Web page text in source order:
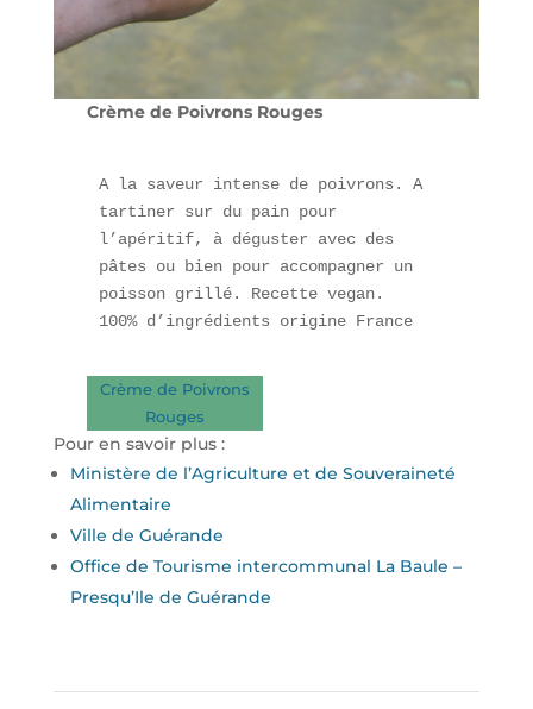
Crème de Poivrons Rouges
A la saveur intense de poivrons. A
tartiner sur du pain pour
l’apéritif, à déguster avec des
pâtes ou bien pour accompagner un
poisson grillé. Recette vegan.
100% d’ingrédients origine France
Crème de Poivrons
Rouges
Pour en savoir plus :
Ministère de l’Agriculture et de Souveraineté
Alimentaire
Ville de Guérande
Office de Tourisme intercommunal La Baule –
Presqu’Ile de Guérande